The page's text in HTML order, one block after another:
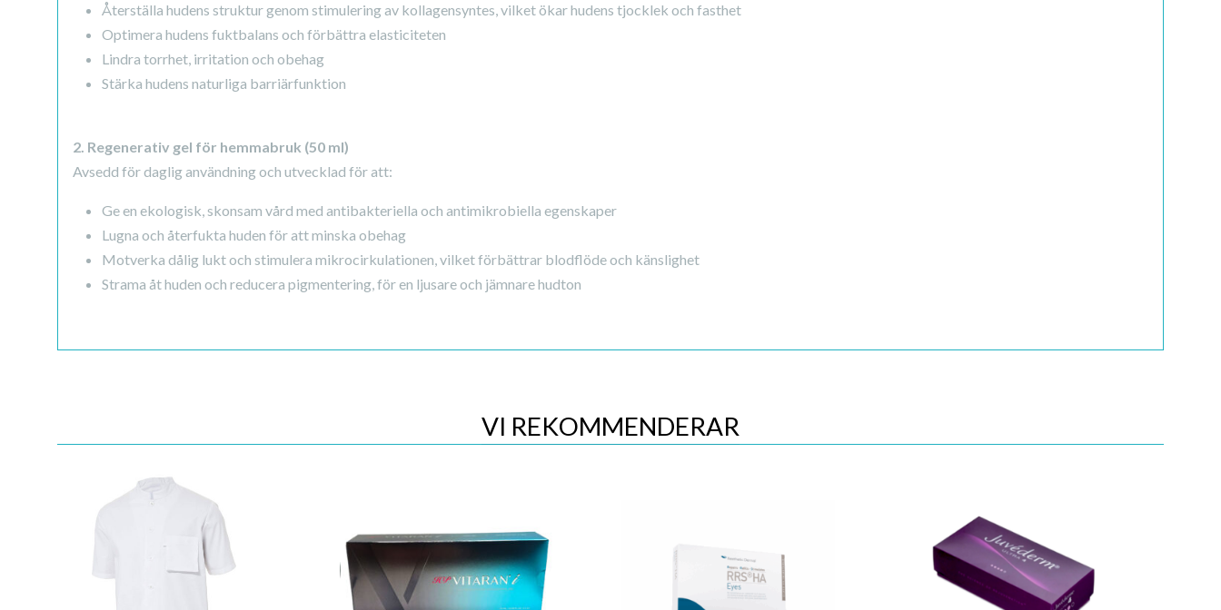
Återställa hudens struktur genom stimulering av kollagensyntes, vilket ökar hudens tjocklek och fasthet
Optimera hudens fuktbalans och förbättra elasticiteten
Lindra torrhet, irritation och obehag
Stärka hudens naturliga barriärfunktion
2. Regenerativ gel för hemmabruk (50 ml)
Avsedd för daglig användning och utvecklad för att:
Ge en ekologisk, skonsam vård med antibakteriella och antimikrobiella egenskaper
Lugna och återfukta huden för att minska obehag
Motverka dålig lukt och stimulera mikrocirkulationen, vilket förbättrar blodflöde och känslighet
Strama åt huden och reducera pigmentering, för en ljusare och jämnare hudton
VI REKOMMENDERAR
Quick View Quick View Quick View Quick View